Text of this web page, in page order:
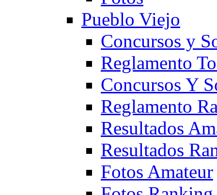
Pueblo Viejo
Concursos y
Reglamento
Concursos Y
Reglamento
Resultados
Resultados
Fotos Amateur